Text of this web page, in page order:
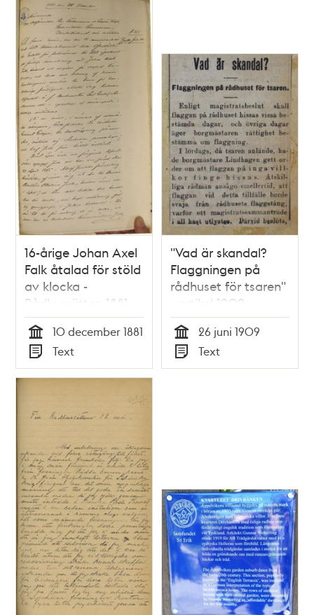
16-årige Johan Axel
Falk åtalad för stöld
av klocka -
Rådhusrätten 1881
Tid
10 december 1881
Typ
Text
"Vad är skandal?
Flaggningen på
rådhuset för tsaren"
- artikel 1909
Tid
26 juni 1909
Typ
Text